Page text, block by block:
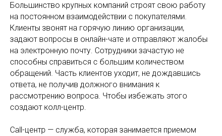
Большинство крупных компаний строят свою работу
на постоянном взаимодействии с покупателями.
Клиенты звонят на горячую линию организации,
задают вопросы в онлайн-чате и отправляют жалобы
на электронную почту. Сотрудники зачастую не
способны справиться с большим количеством
обращений. Часть клиентов уходит, не дождавшись
ответа, не получив должного внимания к
рассмотрению вопроса. Чтобы избежать этого
создают колл-центр.
Call-центр — служба, которая занимается приемом